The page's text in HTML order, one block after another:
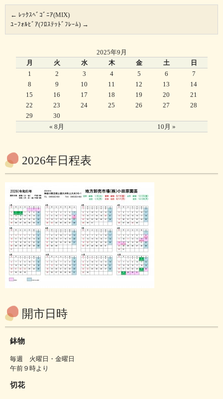
← ﾚｯｸｽﾍﾞｺﾞﾆｱ(MIX)
ﾕｰﾌｫﾙﾋﾞｱ(ﾌﾛｽﾃｯﾄﾞﾌﾚｰﾑ) →
2025年9月
月
火 水 木 金 土 日
« 8月 10月 »
1 2 3 4 5 6
7
8
9 10 11 12 13
14
15
16 17 18 19 20
21
22
23 24 25 26 27
28
29
30
2026年日程表
開市日時
鉢物
毎週 火曜日・金曜日
午前９時より
切花